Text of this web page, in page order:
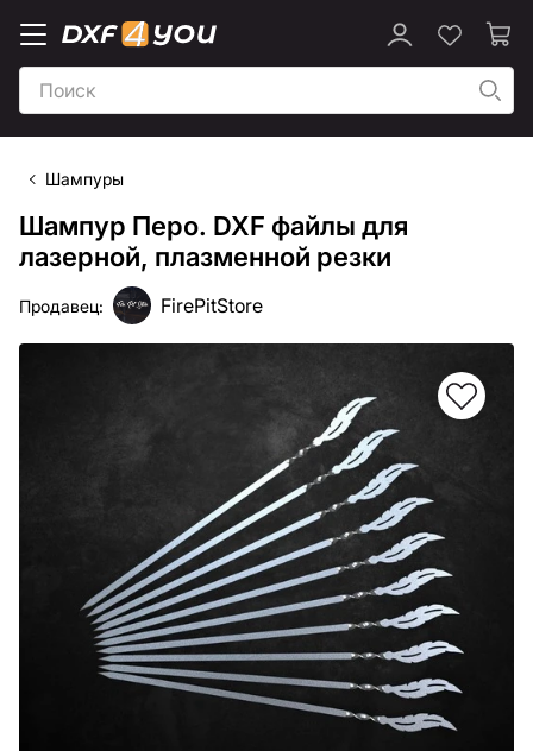
Шампуры
Шампур Перо. DXF файлы для
лазерной, плазменной резки
Продавец: FirePitStore